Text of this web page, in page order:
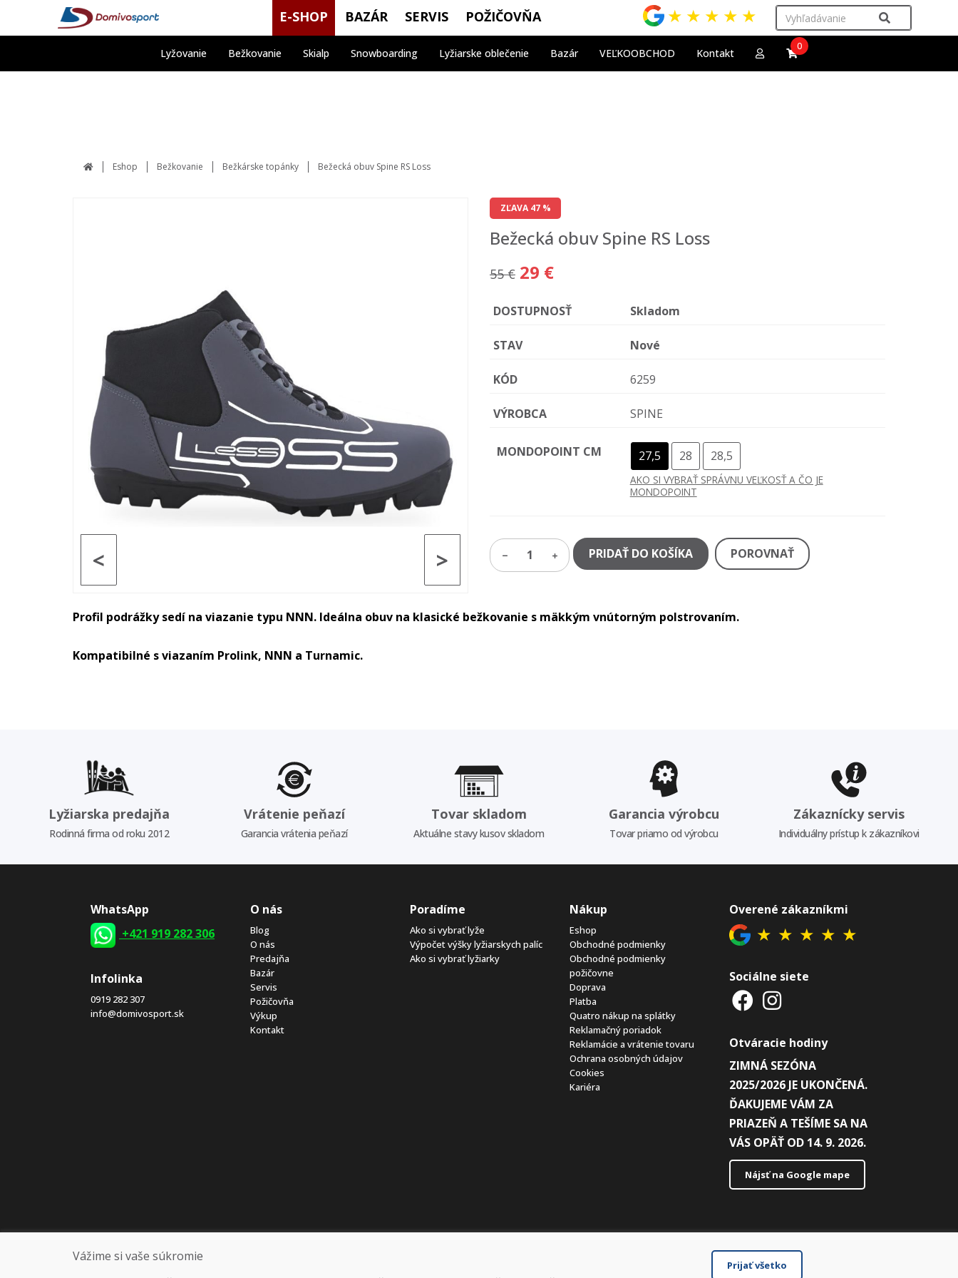
E-SHOP BAZÁR SERVIS POŽIČOVŇA ★ ★ ★ ★ ★
Lyžovanie Bežkovanie Skialp Snowboarding Lyžiarske oblečenie Bazár VEĽKOOBCHOD Kontakt
0
Eshop Bežkovanie Bežkárske topánky Bežecká obuv Spine RS Loss
>
<
ZĽAVA 47 %
Bežecká obuv Spine RS Loss
55 € 29 €
DOSTUPNOSŤ Skladom
STAV Nové
KÓD 6259
VÝROBCA SPINE
MONDOPOINT CM 27,5 28 28,5
AKO SI VYBRAŤ SPRÁVNU VEĽKOSŤ A ČO JE
MONDOPOINT
1 PRIDAŤ DO KOŠÍKA POROVNAŤ
Profil podrážky sedí na viazanie typu NNN. Ideálna obuv na klasické bežkovanie s mäkkým vnútorným polstrovaním.
Kompatibilné s viazaním Prolink, NNN a Turnamic.
Lyžiarska predajňa
Rodinná firma od roku 2012
Vrátenie peňazí
Garancia vrátenia peňazí
Tovar skladom
Aktuálne stavy kusov skladom
Garancia výrobcu
Tovar priamo od výrobcu
Zákaznícky servis
Individuálny prístup k zákazníkovi
WhatsApp
+421 919 282 306
Infolinka
0919 282 307
info@domivosport.sk
O nás
Blog
O nás
Predajňa
Bazár
Servis
Požičovňa
Výkup
Kontakt
Poradíme
Ako si vybrať lyže
Výpočet výšky lyžiarskych palíc
Ako si vybrať lyžiarky
Nákup
Eshop
Obchodné podmienky
Obchodné podmienky
požičovne
Doprava
Platba
Quatro nákup na splátky
Reklamačný poriadok
Reklamácie a vrátenie tovaru
Ochrana osobných údajov
Cookies
Kariéra
Overené zákazníkmi
★ ★ ★ ★ ★
Sociálne siete
Otváracie hodiny
ZIMNÁ SEZÓNA
2025/2026 JE UKONČENÁ.
ĎAKUJEME VÁM ZA
PRIAZEŇ A TEŠÍME SA NA
VÁS OPÄŤ OD 14. 9. 2026.
Nájsť na Google mape
Vážime si vaše súkromie
Prijať všetko